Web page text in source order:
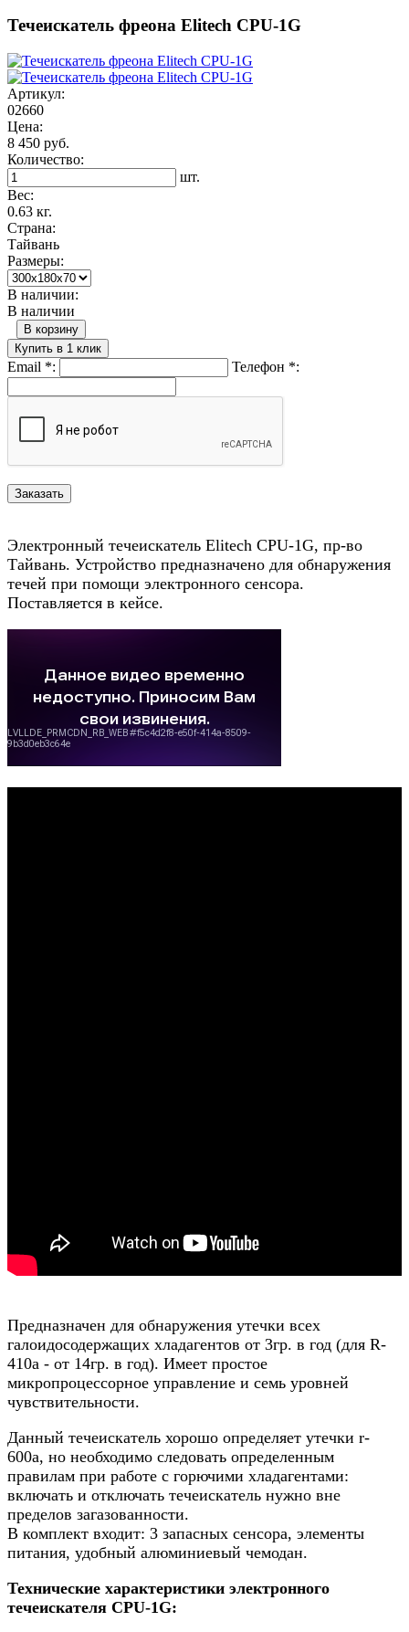
Течеискатель фреона Elitech CPU-1G
Артикул:
02660
Цена:
8 450 руб.
Количество:
шт.
Вес:
0.63 кг.
Страна:
Тайвань
Размеры:
В наличии:
В наличии
В корзину
Купить в 1 клик
Email *: Телефон *:
Электронный течеискатель Elitech CPU-1G, пр-во
Тайвань. Устройство предназначено для обнаружения
течей при помощи электронного сенсора.
Поставляется в кейсе.
Предназначен для обнаружения утечки всех
галоидосодержащих хладагентов от 3гр. в год (для R-
410a - от 14гр. в год). Имеет простое
микропроцессорное управление и семь уровней
чувствительности.
Данный течеискатель хорошо определяет утечки r-
600a, но необходимо следовать определенным
правилам при работе с горючими хладагентами:
включать и отключать течеискатель нужно вне
пределов загазованности.
В комплект входит: 3 запасных сенсора, элементы
питания, удобный алюминиевый чемодан.
Технические характеристики электронного
течеискателя CPU-1G: